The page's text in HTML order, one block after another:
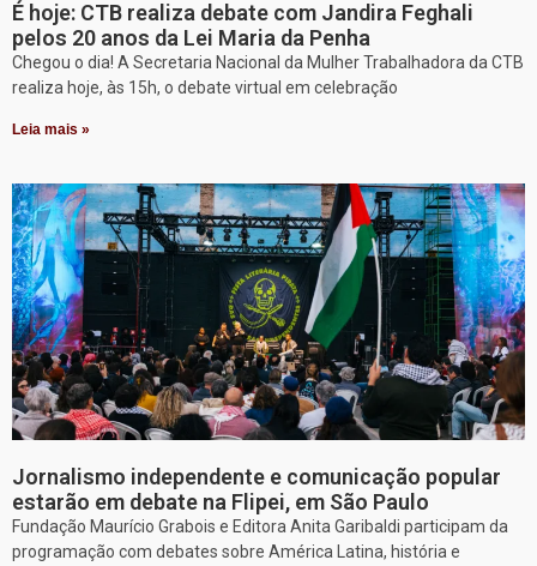
É hoje: CTB realiza debate com Jandira Feghali
pelos 20 anos da Lei Maria da Penha
Chegou o dia! A Secretaria Nacional da Mulher Trabalhadora da CTB
realiza hoje, às 15h, o debate virtual em celebração
Leia mais »
Jornalismo independente e comunicação popular
estarão em debate na Flipei, em São Paulo
Fundação Maurício Grabois e Editora Anita Garibaldi participam da
programação com debates sobre América Latina, história e